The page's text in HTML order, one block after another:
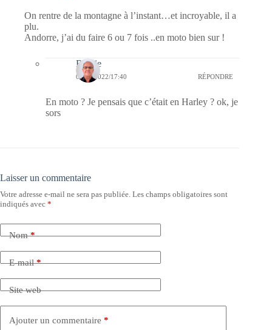
On rentre de la montagne à l’instant…et incroyable, il a
plu.
Andorre, j’ai du faire 6 ou 7 fois ..en moto bien sur !
Bernie
01/06/2022/17:40 RÉPONDRE
En moto ? Je pensais que c’était en Harley ? ok, je
sors
Laisser un commentaire
Votre adresse e-mail ne sera pas publiée. Les champs obligatoires sont
indiqués avec *
Nom*
E-mail*
Site web
Ajouter un commentaire *